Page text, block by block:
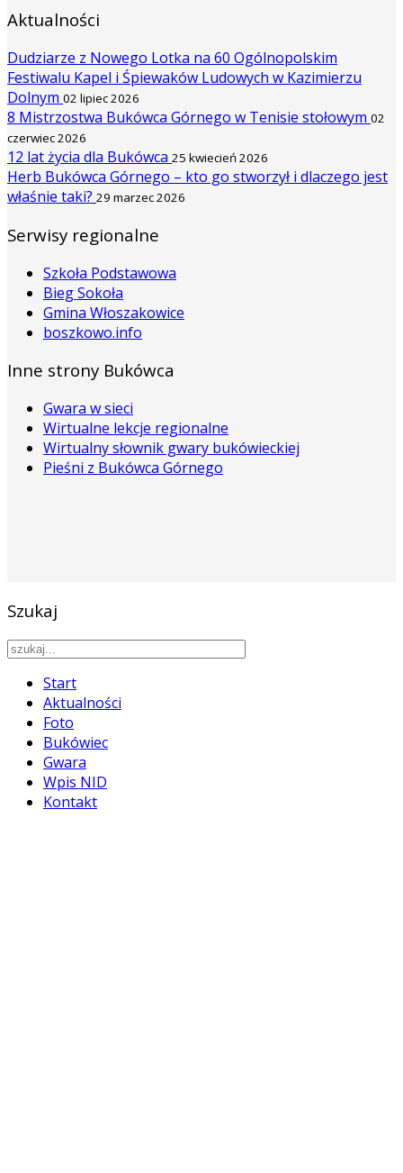
Aktualności
Dudziarze z Nowego Lotka na 60 Ogólnopolskim
Festiwalu Kapel i Śpiewaków Ludowych w Kazimierzu
Dolnym 02 lipiec 2026
8 Mistrzostwa Bukówca Górnego w Tenisie stołowym 02
czerwiec 2026
12 lat życia dla Bukówca 25 kwiecień 2026
Herb Bukówca Górnego – kto go stworzył i dlaczego jest
właśnie taki? 29 marzec 2026
Serwisy regionalne
Szkoła Podstawowa
Bieg Sokoła
Gmina Włoszakowice
boszkowo.info
Inne strony Bukówca
Gwara w sieci
Wirtualne lekcje regionalne
Wirtualny słownik gwary bukówieckiej
Pieśni z Bukówca Górnego
Szukaj
Start
Aktualności
Foto
Bukówiec
Gwara
Wpis NID
Kontakt